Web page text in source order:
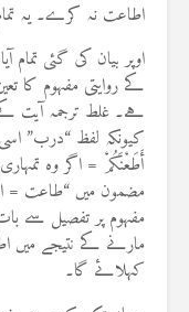
اطاعت نہ کرے۔ یہ
کے روایتی مفہوم کا
ہے۔ غلط ترجمہ آیت
کیونکہ لفظ “درب”
أَطَعْنَكُمْ = اگر وہ
مضمون میں “طاعت =
مفہوم پر تفصیل سے
مارنے کے نتیجے میں
کہلائے گا۔